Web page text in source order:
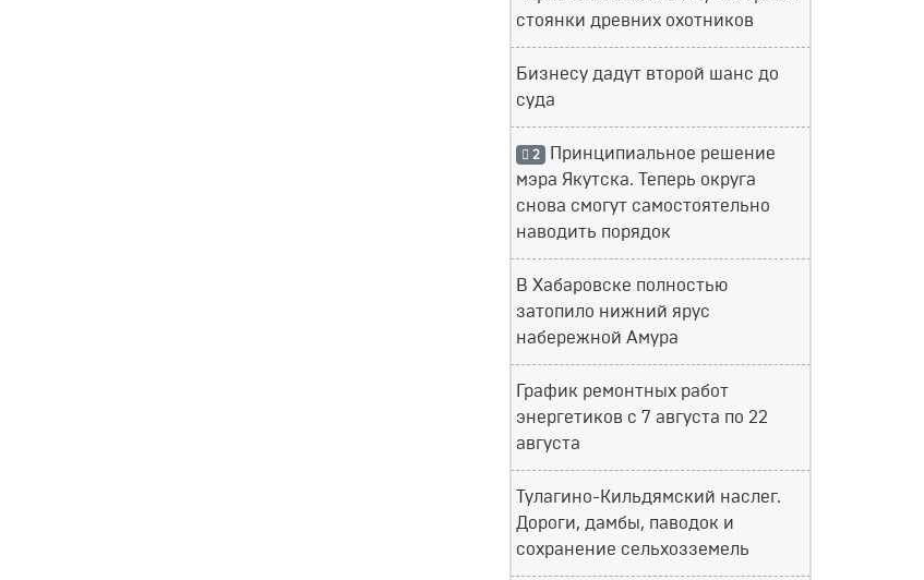
стоянки древних охотников
Бизнесу дадут второй шанс до
суда
2 Принципиальное решение
мэра Якутска. Теперь округа
снова смогут самостоятельно
наводить порядок
В Хабаровске полностью
затопило нижний ярус
набережной Амура
График ремонтных работ
энергетиков с 7 августа по 22
августа
Тулагино-Кильдямский наслег.
Дороги, дамбы, паводок и
сохранение сельхозземель